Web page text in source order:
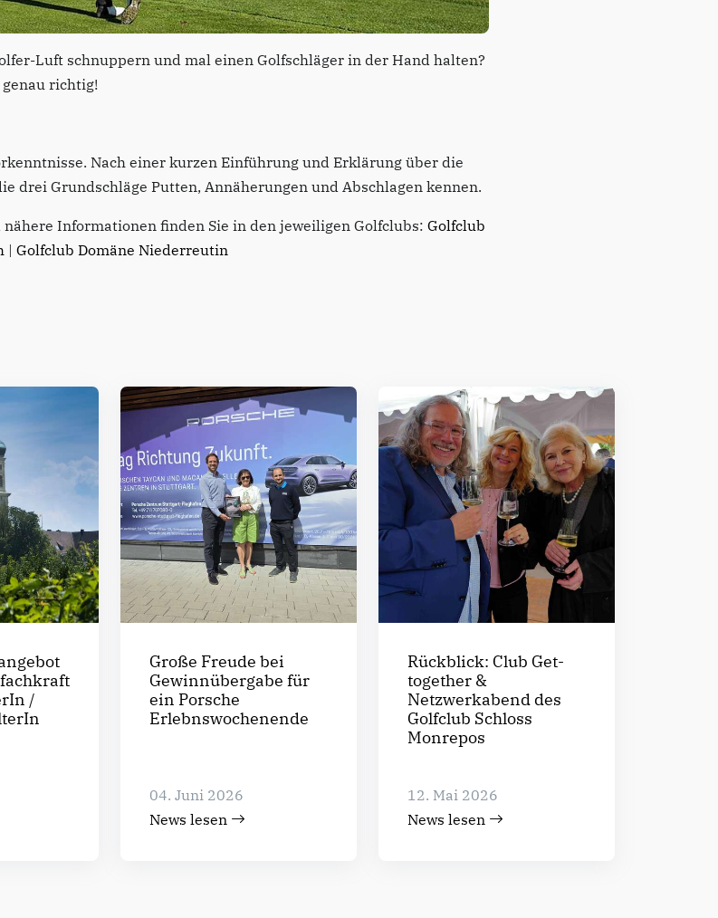
Luft schnuppern und mal einen Golfschläger in der Hand halten?
richtig!
Nach einer kurzen Einführung und Erklärung über die
drei Grundschläge Putten, Annäherungen und Abschlagen kennen.
Informationen finden Sie in den jeweiligen Golfclubs: Golfclub
| Golfclub Domäne Niederreutin
/
Große Freude bei
Gewinnübergabe für
ein Porsche
Erlebnswochenende
04. Juni 2026
News lesen
Rückblick: Club Get-
together &
Netzwerkabend des
Golfclub Schloss
Monrepos
12. Mai 2026
News lesen